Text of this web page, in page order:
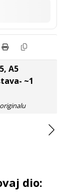
A5
~1
dio: